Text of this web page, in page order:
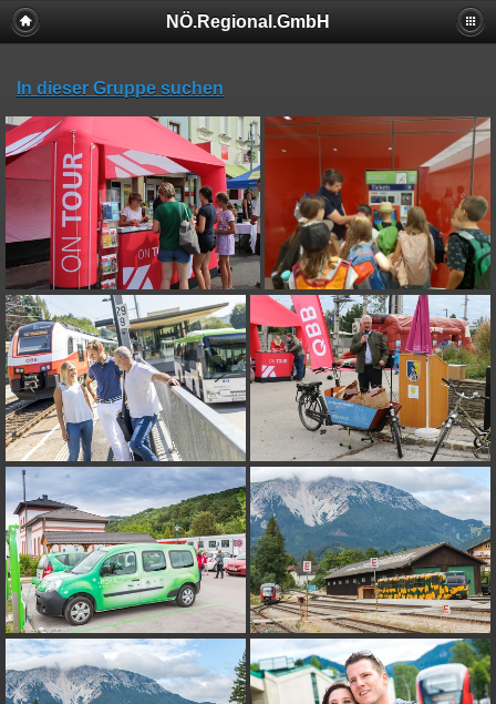
NÖ.Regional.GmbH
In dieser Gruppe suchen